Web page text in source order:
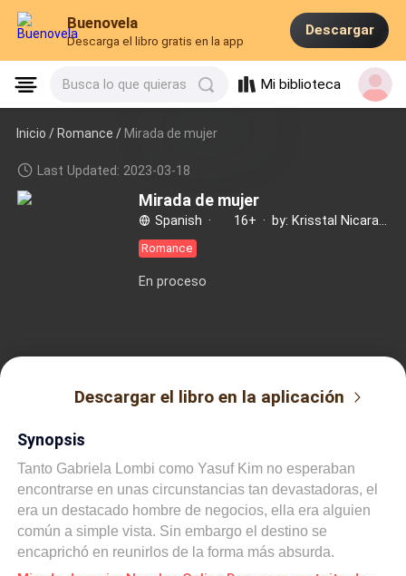
Buenovela
Descarga el libro gratis en la app
Descargar
Busca lo que quieras Mi biblioteca
Inicio /Romance / Mirada de mujer
Last Updated: 2023-03-18
Mirada de mujer
Spanish · 16+ ·
Romance
En proceso
Descargar el libro en la aplicación
Synopsis
Tanto Gabriela Lombi como Yasuf Kim no esperaban
encontrarse en unas circunstancias tan devastadoras, el
era un destacado hombre de negocios, ella era alguien
común a simple vista. Sin embargo el destino se
encaprichó en reunirlos de la forma más absurda.
¿Podrán ellos seguir con sus vidas después de haber